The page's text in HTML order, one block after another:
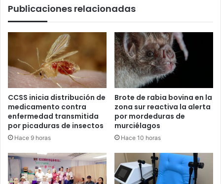
de
Publicaciones relacionadas
CCSS inicia distribución de
medicamento contra
enfermedad transmitida
por picaduras de insectos
Hace 9 horas
Brote de rabia bovina en la
zona sur reactiva la alerta
por mordeduras de
murciélagos
Hace 10 horas